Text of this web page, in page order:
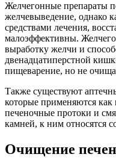
Желчегонные препараты
желчевыведение, однако
средствами лечения,
малоэффективны.
выработку желчи и
двенадцатиперстной
пищеварение, но не
Также существуют
которые применяются
печеночные протоки и
камней, к ним относятся
Очищение